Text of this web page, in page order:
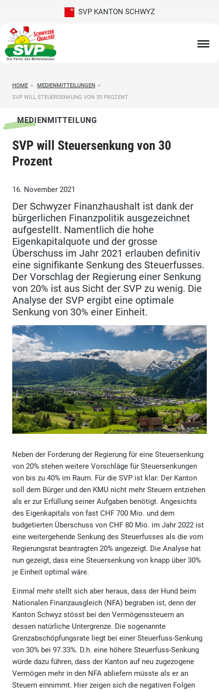
SVP KANTON SCHWYZ
HOME > MEDIENMITTEILUNGEN >
SVP WILL STEUERSENKUNG VON 30 PROZENT
MEDIENMITTEILUNG
SVP will Steuersenkung von 30
Prozent
16. November 2021
Der Schwyzer Finanzhaushalt ist dank der
bürgerlichen Finanzpolitik ausgezeichnet
aufgestellt. Namentlich die hohe
Eigenkapitalquote und der grosse
Überschuss im Jahr 2021 erlauben definitiv
eine signifikante Senkung des Steuerfusses.
Der Vorschlag der Regierung einer Senkung
von 20% ist aus Sicht der SVP zu wenig. Die
Analyse der SVP ergibt eine optimale
Senkung von 30% einer Einheit.
Neben der Forderung der Regierung für eine Steuersenkung
von 20% stehen weitere Vorschläge für Steuersenkungen
von bis zu 40% im Raum. Für die SVP ist klar: Der Kanton
soll dem Bürger und den KMU nicht mehr Steuern entziehen
als er zur Erfüllung seiner Aufgaben benötigt. Angesichts
des Eigenkapitals von fast CHF 700 Mio. und dem
budgetierten Überschuss von CHF 80 Mio. im Jahr 2022 ist
eine weitergehende Senkung des Steuerfusses als die vom
Regierungsrat beantragten 20% angezeigt. Die Analyse hat
nun gezeigt, dass eine Steuersenkung von knapp über 30%
je Einheit optimal wäre.
Einmal mehr stellt sich aber heraus, dass der Hund beim
Nationalen Finanzausgleich (NFA) begraben ist, denn der
Kanton Schwyz stösst bei den Vermögenssteuern an
dessen natürliche Untergrenze. Die sogenannte
Grenzabschöpfungsrate liegt bei einer Steuerfuss-Senkung
von 30% bei 97.33%. D.h. eine höhere Steuerfuss-Senkung
würde dazu führen, dass der Kanton auf neu zugezogene
Vermögen mehr in den NFA abliefern müsste als er an
Steuern einnimmt. Hier zeigen sich die negativen Folgen